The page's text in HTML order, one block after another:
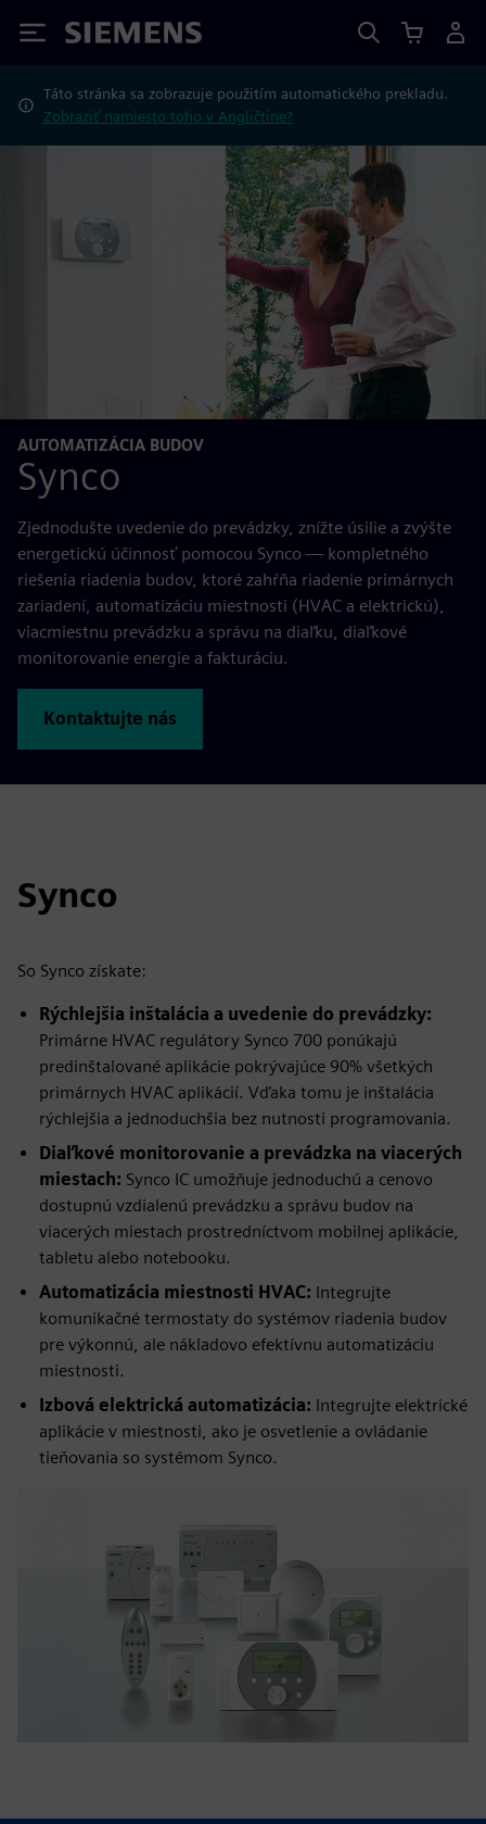
Siemens
Táto stránka sa zobrazuje použitím automatického prekladu.
Zobraziť namiesto toho v Angličtine?
AUTOMATIZÁCIA BUDOV
Synco
Zjednodušte uvedenie do prevádzky, znížte úsilie a zvýšte
energetickú účinnosť pomocou Synco — kompletného
riešenia riadenia budov, ktoré zahŕňa riadenie primárnych
zariadení, automatizáciu miestnosti (HVAC a elektrickú),
viacmiestnu prevádzku a správu na diaľku, diaľkové
monitorovanie energie a fakturáciu.
Kontaktujte nás
Synco
So Synco získate:
Rýchlejšia inštalácia a uvedenie do prevádzky:
Primárne HVAC regulátory Synco 700 ponúkajú
predinštalované aplikácie pokrývajúce 90% všetkých
primárnych HVAC aplikácií. Vďaka tomu je inštalácia
rýchlejšia a jednoduchšia bez nutnosti programovania.
Diaľkové monitorovanie a prevádzka na viacerých
miestach: Synco IC umožňuje jednoduchú a cenovo
dostupnú vzdialenú prevádzku a správu budov na
viacerých miestach prostredníctvom mobilnej aplikácie,
tabletu alebo notebooku.
Automatizácia miestnosti HVAC: Integrujte
komunikačné termostaty do systémov riadenia budov
pre výkonnú, ale nákladovo efektívnu automatizáciu
miestnosti.
Izbová elektrická automatizácia: Integrujte elektrické
aplikácie v miestnosti, ako je osvetlenie a ovládanie
tieňovania so systémom Synco.